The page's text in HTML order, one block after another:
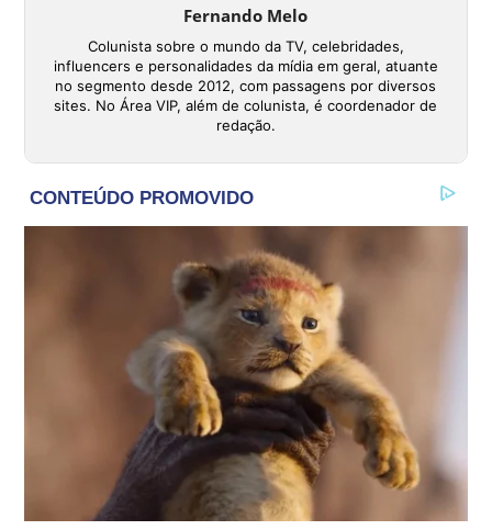
Fernando Melo
Colunista sobre o mundo da TV, celebridades,
influencers e personalidades da mídia em geral, atuante
no segmento desde 2012, com passagens por diversos
sites. No Área VIP, além de colunista, é coordenador de
redação.